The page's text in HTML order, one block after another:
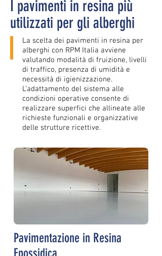
I pavimenti in resina più
utilizzati per gli alberghi
La scelta dei pavimenti in resina per
alberghi con RPM Italia avviene
valutando modalità di fruizione, livelli
di traffico, presenza di umidità e
necessità di igienizzazione.
L’adattamento del sistema alle
condizioni operative consente di
realizzare superfici che allineate alle
richieste funzionali e organizzative
delle strutture ricettive.
Pavimentazione in Resina